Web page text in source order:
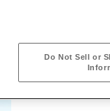
Do Not Sell or